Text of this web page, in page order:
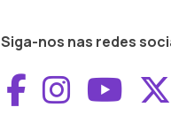
Siga-nos nas redes
Aceder